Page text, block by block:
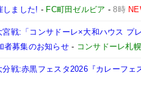
しました! - FC町田ゼルビア -8時
宮戦:「コンサドーレ×大和ハウス プ
者募集のお知らせ - コンサドーレ札幌
分戦:赤黒フェスタ2026『カレーフェ